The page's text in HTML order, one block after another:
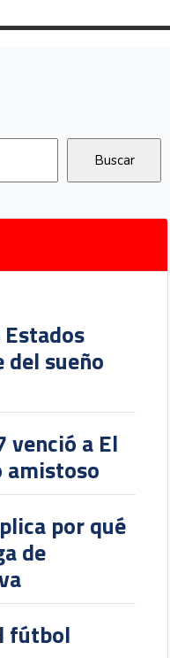
del sueño
venció a El
amistoso
por qué
de
fútbol